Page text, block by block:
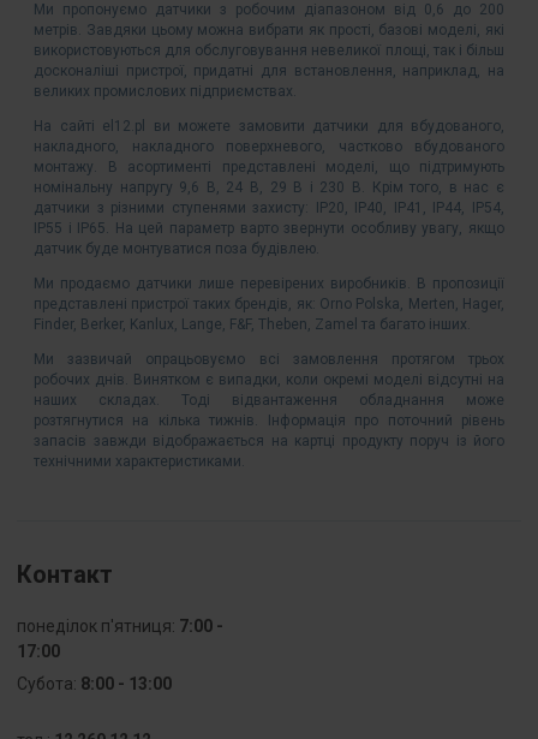
Ми пропонуємо датчики з робочим діапазоном від 0,6 до 200
метрів. Завдяки цьому можна вибрати як прості, базові моделі, які
використовуються для обслуговування невеликої площі, так і більш
досконаліші пристрої, придатні для встановлення, наприклад, на
великих промислових підприємствах.
На сайті el12.pl ви можете замовити датчики для вбудованого,
накладного, накладного поверхневого, частково вбудованого
монтажу. В асортименті представлені моделі, що підтримують
номінальну напругу 9,6 В, 24 В, 29 В і 230 В. Крім того, в нас є
датчики з різними ступенями захисту: IP20, IP40, IP41, IP44, IP54,
IP55 і IP65. На цей параметр варто звернути особливу увагу, якщо
датчик буде монтуватися поза будівлею.
Ми продаємо датчики лише перевірених виробників. В пропозиції
представлені пристрої таких брендів, як: Orno Polska, Merten, Hager,
Finder, Berker, Kanlux, Lange, F&F, Theben, Zamel та багато інших.
Ми зазвичай опрацьовуємо всі замовлення протягом трьох
робочих днів. Винятком є випадки, коли окремі моделі відсутні на
наших складах. Тоді відвантаження обладнання може
розтягнутися на кілька тижнів. Інформація про поточний рівень
запасів завжди відображається на картці продукту поруч із його
технічними характеристиками.
Контакт
понеділок п'ятниця: 7:00 -
17:00
Субота: 8:00 - 13:00